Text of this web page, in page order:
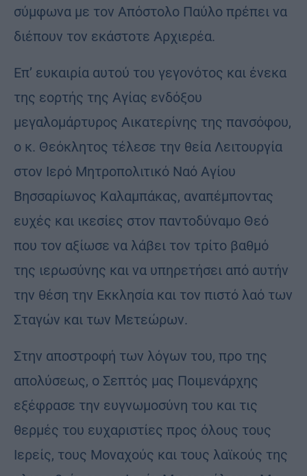
σύμφωνα με τον Απόστολο Παύλο πρέπει να
διέπουν τον εκάστοτε Αρχιερέα.
Επ’ ευκαιρία αυτού του γεγονότος και ένεκα
της εορτής της Αγίας ενδόξου
μεγαλομάρτυρος Αικατερίνης της πανσόφου,
ο κ. Θεόκλητος τέλεσε την θεία Λειτουργία
στον Ιερό Μητροπολιτικό Ναό Αγίου
Βησσαρίωνος Καλαμπάκας, αναπέμποντας
ευχές και ικεσίες στον παντοδύναμο Θεό
που τον αξίωσε να λάβει τον τρίτο βαθμό
της ιερωσύνης και να υπηρετήσει από αυτήν
την θέση την Εκκλησία και τον πιστό λαό των
Σταγών και των Μετεώρων.
Στην αποστροφή των λόγων του, προ της
απολύσεως, ο Σεπτός μας Ποιμενάρχης
εξέφρασε την ευγνωμοσύνη του και τις
θερμές του ευχαριστίες προς όλους τους
Ιερείς, τους Μοναχούς και τους λαϊκούς της